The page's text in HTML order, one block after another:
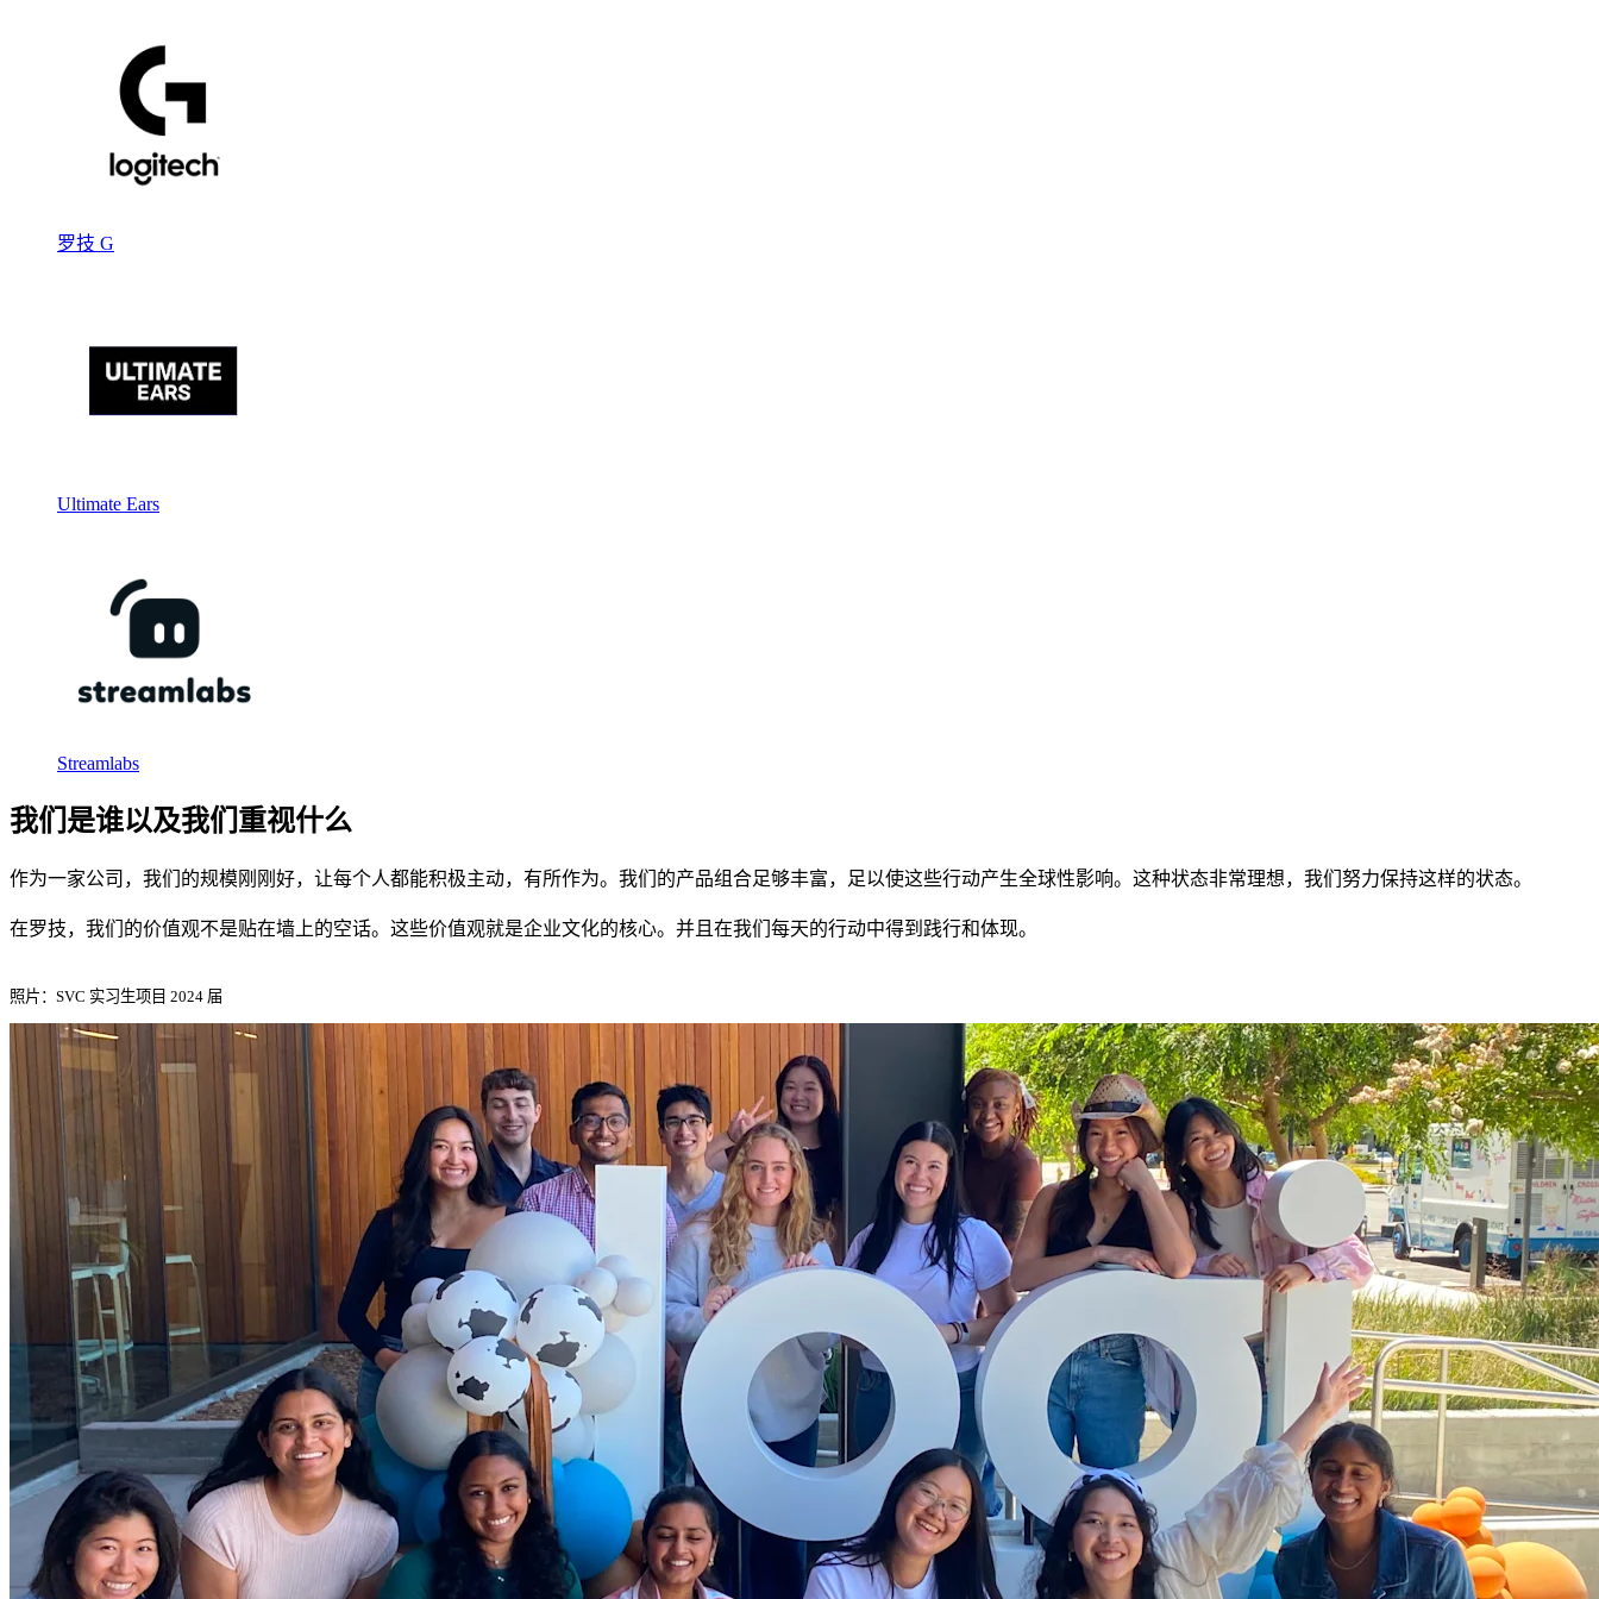
罗技 G
Ultimate Ears
Streamlabs
我们是谁以及我们重视什么
作为一家公司，我们的规模刚刚好，让每个人都能积极主动，有所作为。我们的产品组合足够丰富，足以使这些行动产生全球性影响。这种状态非常理想，我们努力保持这样的状态。
在罗技，我们的价值观不是贴在墙上的空话。这些价值观就是企业文化的核心。并且在我们每天的行动中得到践行和体现。
照片：SVC 实习生项目 2024 届